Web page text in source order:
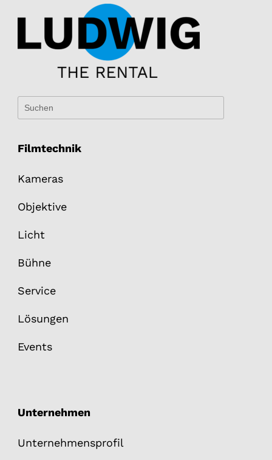
Filmtechnik
Kameras
Objektive
Licht
Bühne
Service
Lösungen
Events
Unternehmen
Unternehmensprofil